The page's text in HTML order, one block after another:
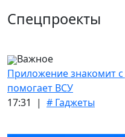
Спецпроекты
Важное
Приложение знакомит
помогает ВСУ
17:31 | # Гаджеты